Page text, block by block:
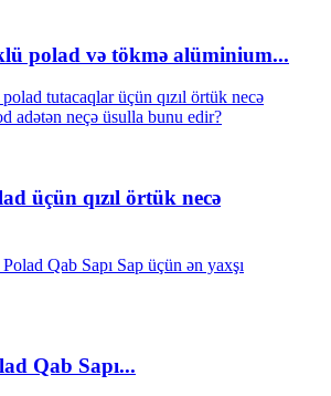
polad və tökmə alüminium...
üçün qızıl örtük necə
Qab Sapı...